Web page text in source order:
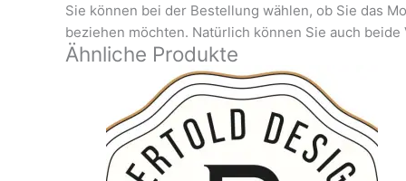
Sie können bei der Bestellung wählen, ob Sie das
beziehen möchten. Natürlich können Sie auch
Ähnliche Produkte